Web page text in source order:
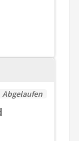
Abgelaufen